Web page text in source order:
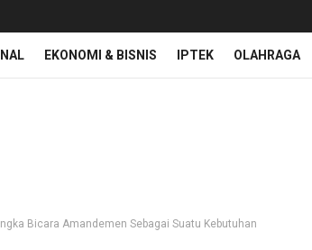
EKONOMI & BISNIS IPTEK OLAHRAGA
Bicara Amandemen Sebagai Suatu Kebutuhan‎